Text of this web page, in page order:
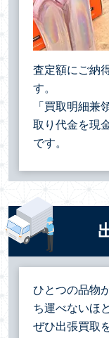
査定額にご納
す。
「買取明細兼
取り代金を現
です。
ひとつの品物
ち運べないほ
ぜひ出張買取